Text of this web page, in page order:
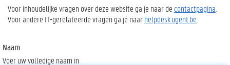
Voor inhoudelijke vragen over deze website ga je naar de contactpagina
Voor andere IT-gerelateerde vragen ga je naarhelpdesk.ugent.be
Naam
Voer uw volledige naam in